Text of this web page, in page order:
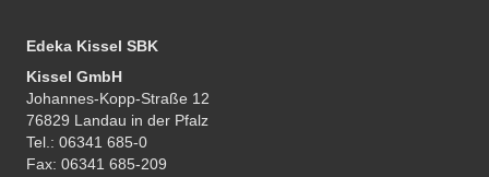
Edeka Kissel SBK
Kissel GmbH
Johannes-Kopp-Straße 12
76829 Landau in der Pfalz
Tel.: 06341 685-0
Fax: 06341 685-209